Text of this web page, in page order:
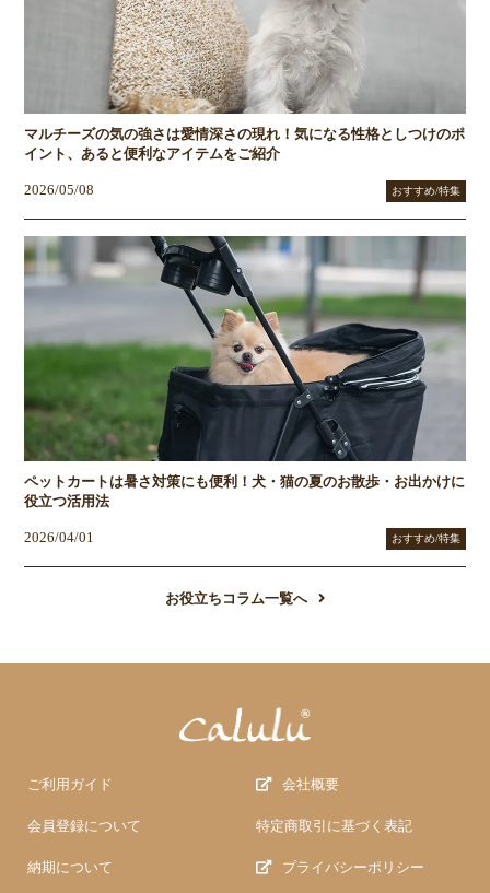
マルチーズの気の強さは愛情深さの現れ！気になる性格としつけのポ
イント、あると便利なアイテムをご紹介
2026/05/08 おすすめ/特集
ペットカートは暑さ対策にも便利！犬・猫の夏のお散歩・お出かけに
役立つ活用法
2026/04/01 おすすめ/特集
お役立ちコラム一覧へ
ご利用ガイド
会員登録について
納期について
会社概要
特定商取引に基づく表記
プライバシーポリシー